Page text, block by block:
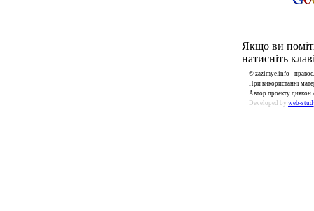
Якщо ви
натисніть
© zazimye.info -
При використанні
Автор проекту диякон
Developed by web-